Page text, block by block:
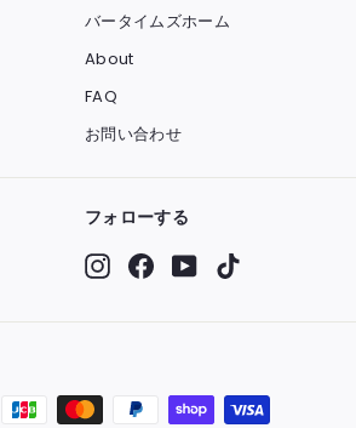
バータイムズホーム
About
FAQ
お問い合わせ
フォローする
InstagramFacebook
YouTube